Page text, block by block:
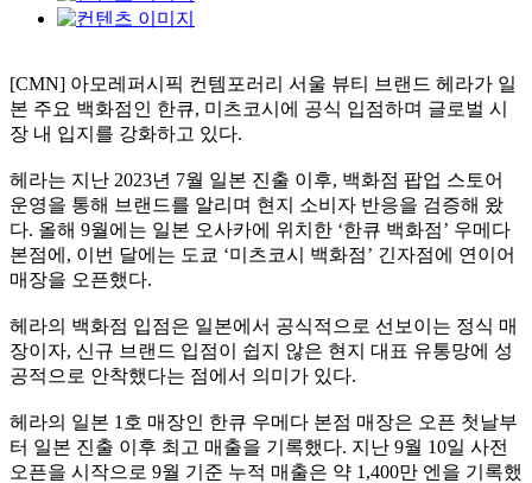
[CMN] 아모레퍼시픽 컨템포러리 서울 뷰티 브랜드 헤라가 일
본 주요 백화점인 한큐, 미츠코시에 공식 입점하며 글로벌 시
장 내 입지를 강화하고 있다.
헤라는 지난 2023년 7월 일본 진출 이후, 백화점 팝업 스토어
운영을 통해 브랜드를 알리며 현지 소비자 반응을 검증해 왔
다. 올해 9월에는 일본 오사카에 위치한 ‘한큐 백화점’ 우메다
본점에, 이번 달에는 도쿄 ‘미츠코시 백화점’ 긴자점에 연이어
매장을 오픈했다.
헤라의 백화점 입점은 일본에서 공식적으로 선보이는 정식 매
장이자, 신규 브랜드 입점이 쉽지 않은 현지 대표 유통망에 성
공적으로 안착했다는 점에서 의미가 있다.
헤라의 일본 1호 매장인 한큐 우메다 본점 매장은 오픈 첫날부
터 일본 진출 이후 최고 매출을 기록했다. 지난 9월 10일 사전
오픈을 시작으로 9월 기준 누적 매출은 약 1,400만 엔을 기록했